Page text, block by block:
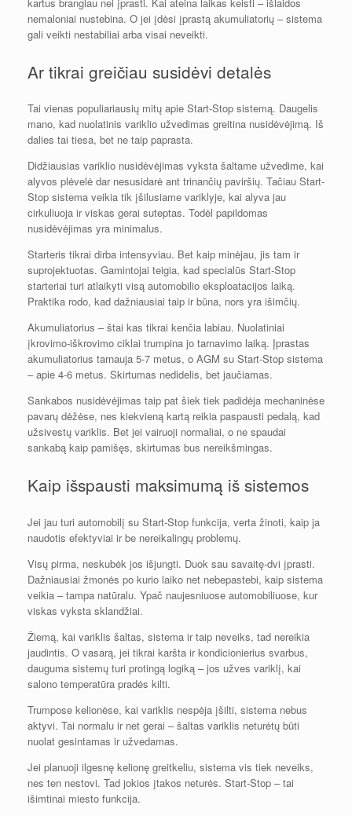
nemaloniai nustebina. O jei įdėsi įprastą akumuliatorių – sistema
gali veikti nestabiliai arba visai neveikti.
Ar tikrai greičiau susidėvi detalės
Tai vienas populiariausių mitų apie Start-Stop sistemą. Daugelis
mano, kad nuolatinis variklio užvedimas greitina nusidėvėjimą. Iš
dalies tai tiesa, bet ne taip paprasta.
Didžiausias variklio nusidėvėjimas vyksta šaltame užvedime, kai
alyvos plėvelė dar nesusidarė ant trinančių paviršių. Tačiau Start-
Stop sistema veikia tik įšilusiame variklyje, kai alyva jau
cirkuliuoja ir viskas gerai suteptas. Todėl papildomas
nusidėvėjimas yra minimalus.
Starteris tikrai dirba intensyviau. Bet kaip minėjau, jis tam ir
suprojektuotas. Gamintojai teigia, kad specialūs Start-Stop
starteriai turi atlaikyti visą automobilio eksploatacijos laiką.
Praktika rodo, kad dažniausiai taip ir būna, nors yra išimčių.
Akumuliatorius – štai kas tikrai kenčia labiau. Nuolatiniai
įkrovimo-iškrovimo ciklai trumpina jo tarnavimo laiką. Įprastas
akumuliatorius tarnauja 5-7 metus, o AGM su Start-Stop sistema
– apie 4-6 metus. Skirtumas nedidelis, bet jaučiamas.
Sankabos nusidėvėjimas taip pat šiek tiek padidėja mechaninėse
pavarų dėžėse, nes kiekvieną kartą reikia paspausti pedalą, kad
užsivestų variklis. Bet jei vairuoji normaliai, o ne spaudai
sankabą kaip pamišęs, skirtumas bus nereikšmingas.
Kaip išspausti maksimumą iš sistemos
Jei jau turi automobilį su Start-Stop funkcija, verta žinoti, kaip ja
naudotis efektyviai ir be nereikalingų problemų.
Visų pirma, neskubėk jos išjungti. Duok sau savaitę-dvi įprasti.
Dažniausiai žmonės po kurio laiko net nebepastebi, kaip sistema
veikia – tampa natūralu. Ypač naujesniuose automobiliuose, kur
viskas vyksta sklandžiai.
Žiemą, kai variklis šaltas, sistema ir taip neveiks, tad nereikia
jaudintis. O vasarą, jei tikrai karšta ir kondicionierius svarbus,
dauguma sistemų turi protingą logiką – jos užves variklį, kai
salono temperatūra pradės kilti.
Trumpose kelionėse, kai variklis nespėja įšilti, sistema nebus
aktyvi. Tai normalu ir net gerai – šaltas variklis neturėtų būti
nuolat gesintamas ir užvedamas.
Jei planuoji ilgesnę kelionę greitkeliu, sistema vis tiek neveiks,
nes ten nestovi. Tad jokios įtakos neturės. Start-Stop – tai
išimtinai miesto funkcija.